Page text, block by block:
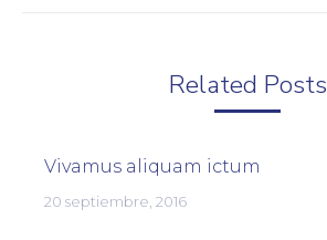
Related Posts
Vivamus aliquam ictum
20 septiembre, 2016